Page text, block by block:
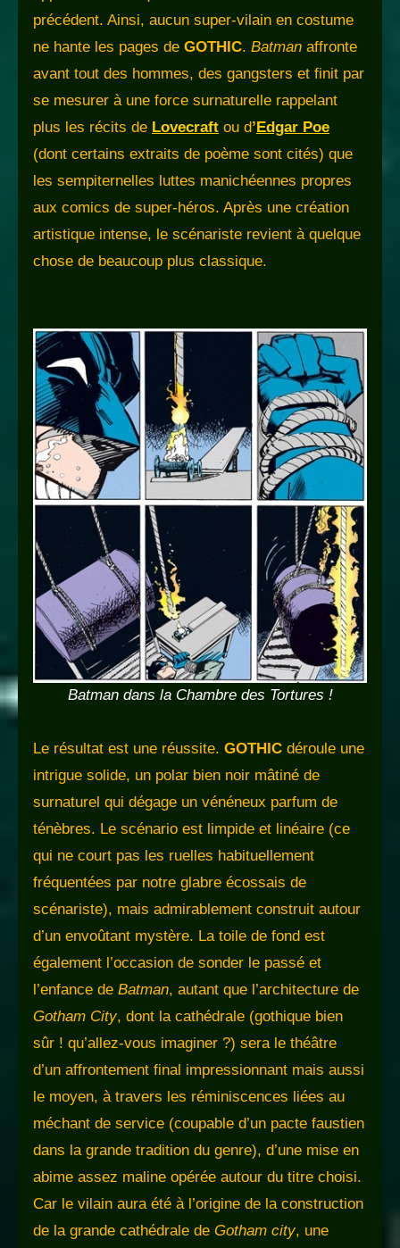
précédent. Ainsi, aucun super-vilain en costume
ne hante les pages de GOTHIC. Batman affronte
avant tout des hommes, des gangsters et finit par
se mesurer à une force surnaturelle rappelant
plus les récits de Lovecraft ou d’ Edgar Poe
(dont certains extraits de poème sont cités) que
les sempiternelles luttes manichéennes propres
aux comics de super-héros. Après une création
artistique intense, le scénariste revient à quelque
chose de beaucoup plus classique.
Batman dans la Chambre des Tortures !
Le résultat est une réussite. GOTHIC déroule une
intrigue solide, un polar bien noir mâtiné de
surnaturel qui dégage un vénéneux parfum de
ténèbres. Le scénario est limpide et linéaire (ce
qui ne court pas les ruelles habituellement
fréquentées par notre glabre écossais de
scénariste), mais admirablement construit autour
d’un envoûtant mystère. La toile de fond est
également l’occasion de sonder le passé et
l’enfance de Batman, autant que l’architecture de
Gotham City, dont la cathédrale (gothique bien
sûr ! qu’allez-vous imaginer ?) sera le théâtre
d’un affrontement final impressionnant mais aussi
le moyen, à travers les réminiscences liées au
méchant de service (coupable d’un pacte faustien
dans la grande tradition du genre), d’une mise en
abime assez maline opérée autour du titre choisi.
Car le vilain aura été à l’origine de la construction
de la grande cathédrale de Gotham city, une